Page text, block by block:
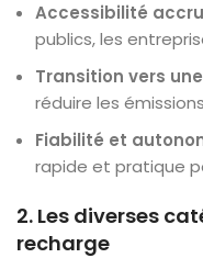
Accessibilité
publics, les
Transition vers
réduire les
Fiabilité et
rapide et pratique
2. Les diverses
recharge